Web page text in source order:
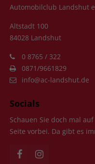
Automobilclub Landshut
Altstadt 100
84028 Landshut
0 8765 / 322
0871/9661829
info@ac-landshut.de
Socials
Schauen Sie doch mal
Seite vorbei. Da gibt es